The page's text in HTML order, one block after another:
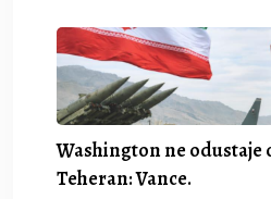
Washington ne odustaje
Teheran: Vance.